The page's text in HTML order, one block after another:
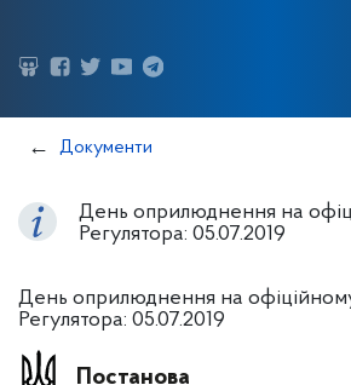
Документи
День оприлюднення на
Регулятора: 05.07.2019
День оприлюднення на
Регулятора: 05.07.2019
Постанова